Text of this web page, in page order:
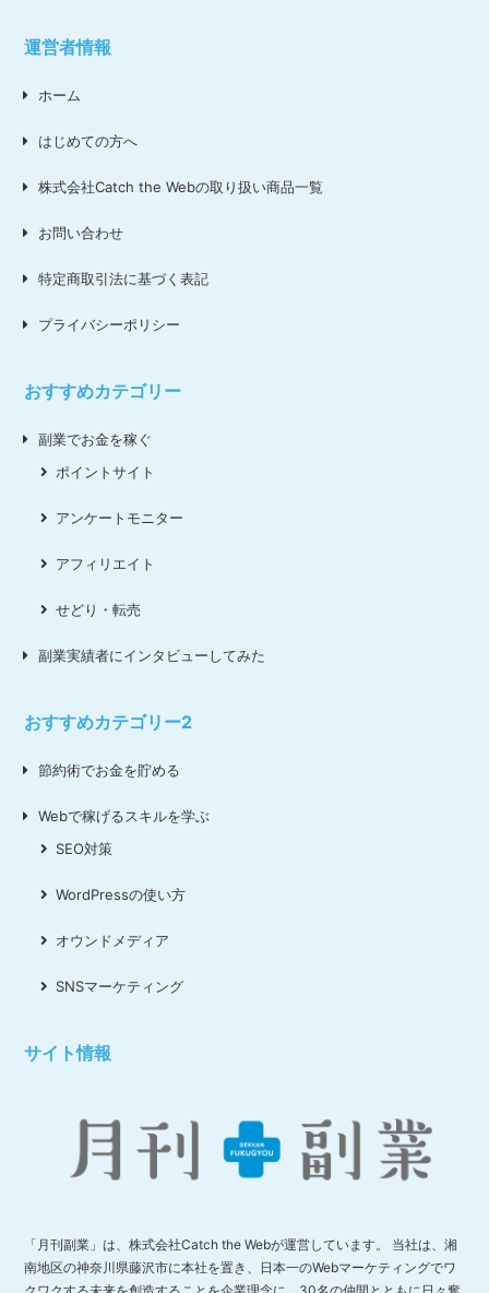
運営者情報
ホーム
はじめての方へ
株式会社Catch the Webの取り扱い商品一覧
お問い合わせ
特定商取引法に基づく表記
プライバシーポリシー
おすすめカテゴリー
副業でお金を稼ぐ
ポイントサイト
アンケートモニター
アフィリエイト
せどり・転売
副業実績者にインタビューしてみた
おすすめカテゴリー2
節約術でお金を貯める
Webで稼げるスキルを学ぶ
SEO対策
WordPressの使い方
オウンドメディア
SNSマーケティング
サイト情報
「月刊副業」は、株式会社Catch the Webが運営しています。 当社は、湘
南地区の神奈川県藤沢市に本社を置き、日本一のWebマーケティングでワ